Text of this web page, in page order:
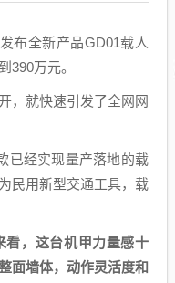
布全新产品GD01载人
390万元。
，就快速引发了全网网
已经实现量产落地的载
民用新型交通工具，载
看，这台机甲力量感十
面墙体，动作灵活度和